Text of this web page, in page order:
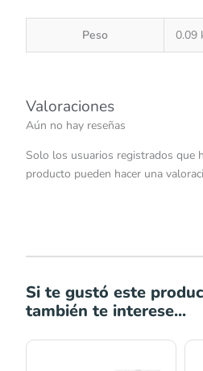
Peso 0.09
Valoraciones
Aún no hay reseñas
Solo los usuarios registrados que
producto pueden hacer una
Si te gustó este
también te interese...